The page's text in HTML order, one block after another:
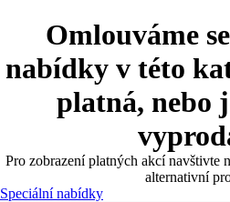
Omlouváme
nabídky v této
platná, nebo
Pro zobrazení platných akcí navštivte
alternativní
Speciální nabídky